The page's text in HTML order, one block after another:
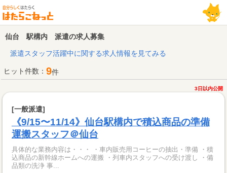
仙台 駅構内 派遣の求人募集
派遣スタッフ活躍中に関する求人情報を見てみる
ヒット件数： 9件
3日以内公開
[一般派遣]
《9/15〜11/14》仙台駅構内で積込商品の準備
運搬スタッフ＠仙台
具体的な業務内容は・・・ ・車内販売用コーヒーの抽出・準備 ・積
込商品の新幹線ホームへの運搬 ・列車内スタッフへの受け渡し ・備
品類の洗浄 事...